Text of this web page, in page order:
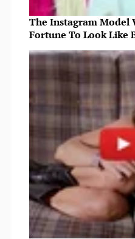
The Instagram Model
Fortune To Look Like